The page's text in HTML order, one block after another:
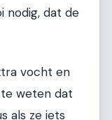
nodig, dat de
vocht en
weten dat
als ze iets